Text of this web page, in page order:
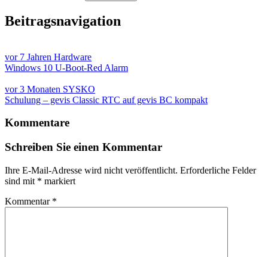
Beitragsnavigation
vor 7 Jahren Hardware
Windows 10 U-Boot-Red Alarm
vor 3 Monaten SYSKO
Schulung – gevis Classic RTC auf gevis BC kompakt
Kommentare
Schreiben Sie einen Kommentar
Ihre E-Mail-Adresse wird nicht veröffentlicht. Erforderliche Felder
sind mit * markiert
Kommentar *